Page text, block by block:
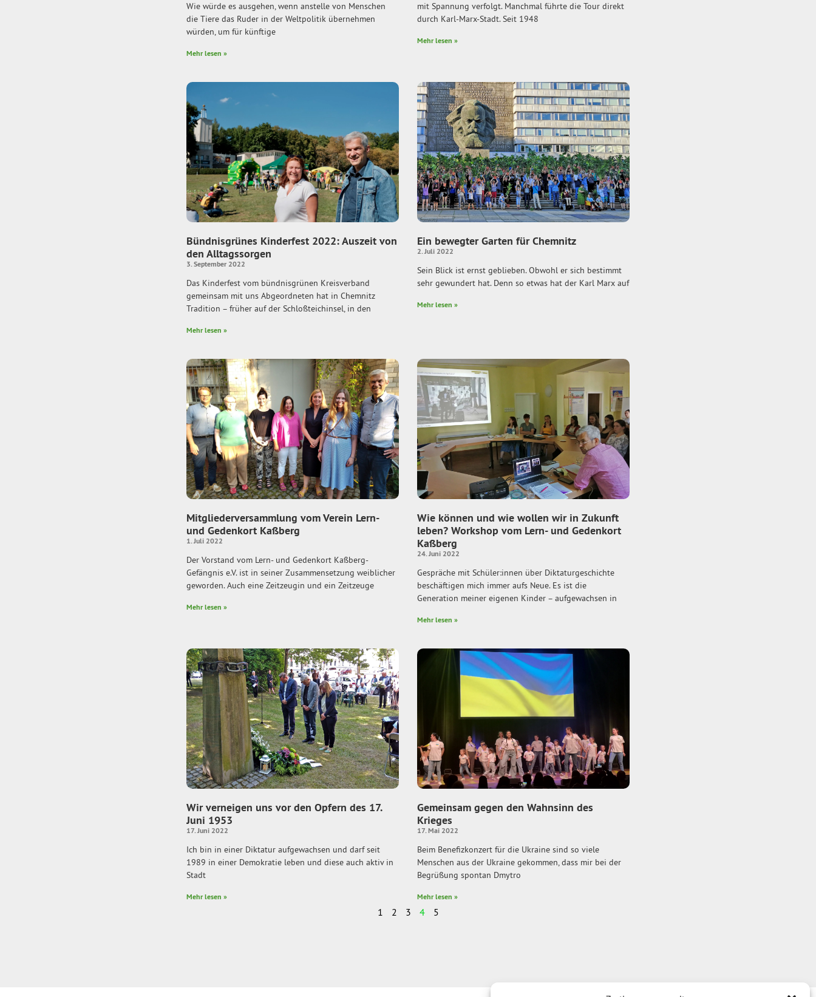
Wie würde es ausgehen, wenn anstelle von Menschen
die Tiere das Ruder in der Weltpolitik übernehmen
würden, um für künftige
Mehr lesen »
mit Spannung verfolgt. Manchmal führte die Tour direkt
durch Karl-Marx-Stadt. Seit 1948
Mehr lesen »
Bündnisgrünes Kinderfest 2022: Auszeit von
den Alltagssorgen
3. September 2022
Das Kinderfest vom bündnisgrünen Kreisverband
gemeinsam mit uns Abgeordneten hat in Chemnitz
Tradition – früher auf der Schloßteichinsel, in den
Mehr lesen »
Ein bewegter Garten für Chemnitz
2. Juli 2022
Sein Blick ist ernst geblieben. Obwohl er sich bestimmt
sehr gewundert hat. Denn so etwas hat der Karl Marx auf
Mehr lesen »
Mitgliederversammlung vom Verein Lern-
und Gedenkort Kaßberg
1. Juli 2022
Der Vorstand vom Lern- und Gedenkort Kaßberg-
Gefängnis e.V. ist in seiner Zusammensetzung weiblicher
geworden. Auch eine Zeitzeugin und ein Zeitzeuge
Mehr lesen »
Wie können und wie wollen wir in Zukunft
leben? Workshop vom Lern- und Gedenkort
Kaßberg
24. Juni 2022
Gespräche mit Schüler:innen über Diktaturgeschichte
beschäftigen mich immer aufs Neue. Es ist die
Generation meiner eigenen Kinder – aufgewachsen in
Mehr lesen »
Wir verneigen uns vor den Opfern des 17.
Juni 1953
17. Juni 2022
Ich bin in einer Diktatur aufgewachsen und darf seit
1989 in einer Demokratie leben und diese auch aktiv in
Stadt
Mehr lesen »
Gemeinsam gegen den Wahnsinn des
Krieges
17. Mai 2022
Beim Benefizkonzert für die Ukraine sind so viele
Menschen aus der Ukraine gekommen, dass mir bei der
Begrüßung spontan Dmytro
Mehr lesen »
1 2 3 4 5